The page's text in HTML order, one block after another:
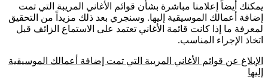
يمكنك أيضاً إعلامنا مباشرة بشأن قوائم الأغاني المريبة التي تمت
إضافة أعمالك الموسيقية إليها. وسنجري بعد ذلك مزيداً من التحقيق
لمعرفة ما إذا كانت قائمة الأغاني تعتمد على الاستماع الزائف قبل
اتخاذ الإجراء المناسب.
الإبلاغ عن قوائم الأغاني المريبة التي تمت إضافة أعمالك الموسيقية
إليها